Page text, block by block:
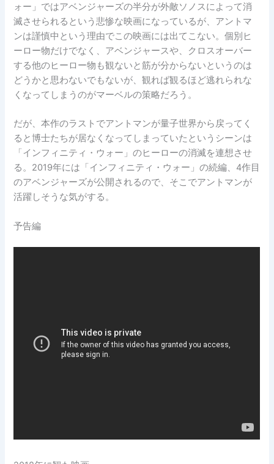
ォー」ではアベンジャーズの半分が外敵ソノスによって消
滅させられるという悲惨な映画になっているが、アントマ
ンは謹慎中という理由でこの映画には出てこない。個別ヒ
ーロー物だけでなく、アベンジャースや、クロスオーバー
する他のヒーロー物も観ないと筋が分からないというのは
どうかと思わないでもないが、観れば観るほど逃れられな
くなってしまうのがマーベルの策略だろう。
だが、本作のラストでアントマンが量子世界から戻ってく
ると博士たちが居なくなってしまっていたというシーンは
「インフィニティ・ウォー」のヒーローの消滅を連想させ
る。2019年には「インフィニティ・ウォー」の続編、4作目
のアベンジャーズが公開されるので、そこでアントマンが
活躍しそうな気がする。
予告編